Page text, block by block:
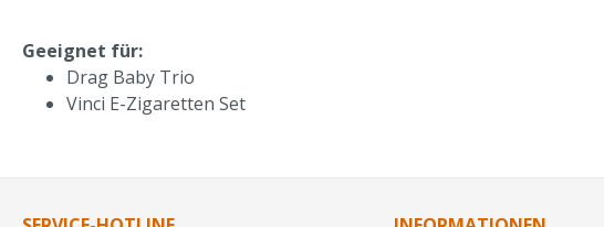
Geeignet für:
Drag Baby Trio
Vinci E-Zigaretten Set